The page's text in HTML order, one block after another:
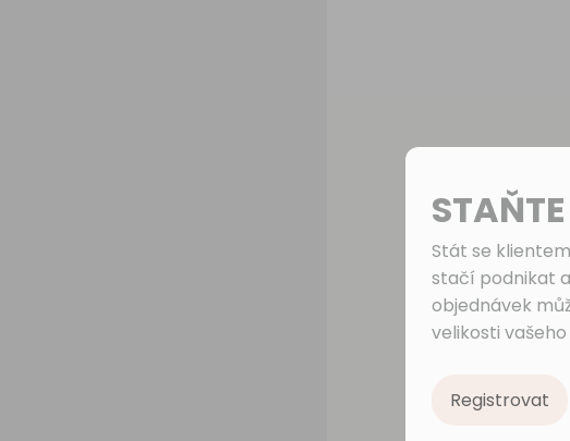
Stát se
stačí podnikat
objednávek
velikosti
Registrovat